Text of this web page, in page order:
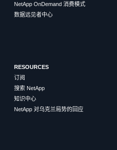
NetApp OnDemand 消费模式
数据远见者中心
RESOURCES
订阅
搜索 NetApp
知识中心
NetApp 对乌克兰局势的回应